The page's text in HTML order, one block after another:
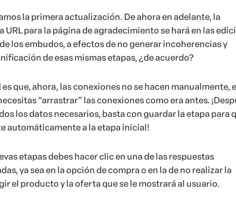
la primera actualización. De ahora en adelante, la
URL para la página de agradecimiento se hará en las
los embudos, a efectos de no generar incoherencias y
de esas mismas etapas, ¿de acuerdo?
que, ahora, las conexiones no se hacen manualmente,
“arrastrar” las conexiones como era antes.
los datos necesarios, basta con guardar la etapa para
automáticamente a la etapa inicial!
etapas debes hacer clic en una de las respuestas
ya sea en la opción de compra o en la de no realizar la
el producto y la oferta que se le mostrará al usuario.